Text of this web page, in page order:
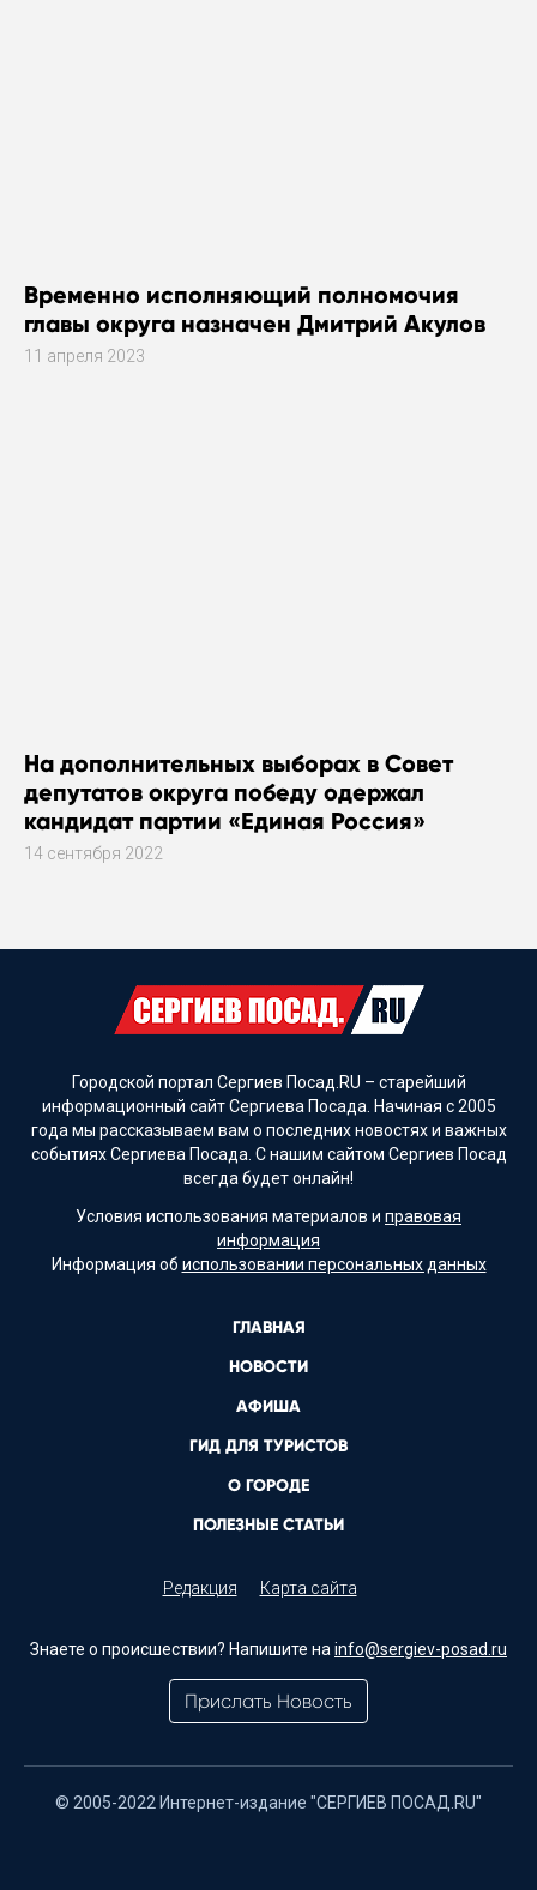
Временно исполняющий полномочия
главы округа назначен Дмитрий Акулов
11 апреля 2023
На дополнительных выборах в Совет
депутатов округа победу одержал
кандидат партии «Единая Россия»
14 сентября 2022
Городской портал Сергиев Посад.RU – старейший
информационный сайт Сергиева Посада. Начиная с 2005
года мы рассказываем вам о последних новостях и важных
событиях Сергиева Посада. С нашим сайтом Сергиев Посад
всегда будет онлайн!
Условия использования материалов и правовая
информация
Информация об использовании персональных данных
ГЛАВНАЯ
НОВОСТИ
АФИША
ГИД ДЛЯ ТУРИСТОВ
О ГОРОДЕ
ПОЛЕЗНЫЕ СТАТЬИ
Редакция Карта сайта
Знаете о происшествии? Напишите на info@sergiev-posad.ru
Прислать Новость
© 2005-2022 Интернет-издание "СЕРГИЕВ ПОСАД.RU"